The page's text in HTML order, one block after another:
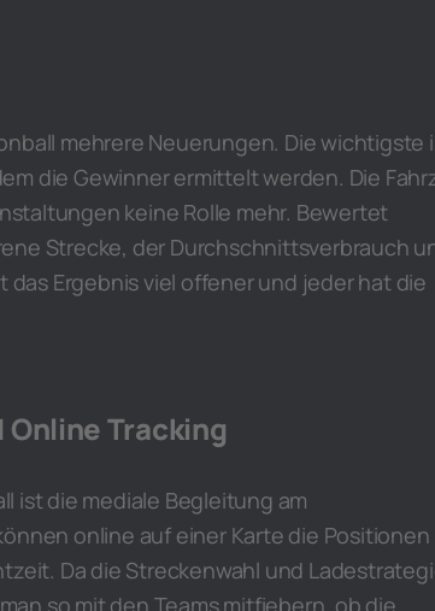
mehrere Neuerungen. Die wichtigste
die Gewinner ermittelt werden. Die
keine Rolle mehr. Bewertet
Strecke, der Durchschnittsverbrauch
das Ergebnis viel offener und jeder hat die
Online Tracking
ist die mediale Begleitung am
online auf einer Karte die Positionen
Da die Streckenwahl und
so mit den Teams mitfiebern, ob die